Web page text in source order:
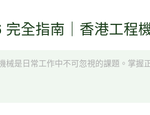
全指南｜香港工程
械是日常工作中不可忽視的課題。掌握